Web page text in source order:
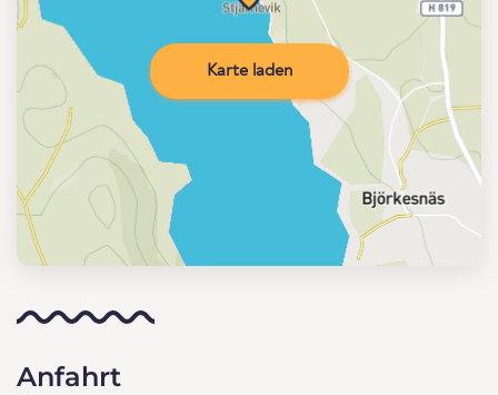
Karte laden
Anfahrt